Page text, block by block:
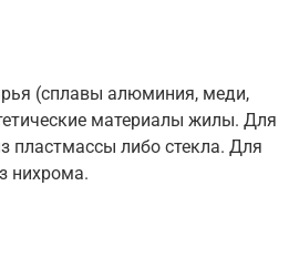
(сплавы алюминия, меди,
материалы жилы. Для
пластмассы либо стекла. Для
нихрома.